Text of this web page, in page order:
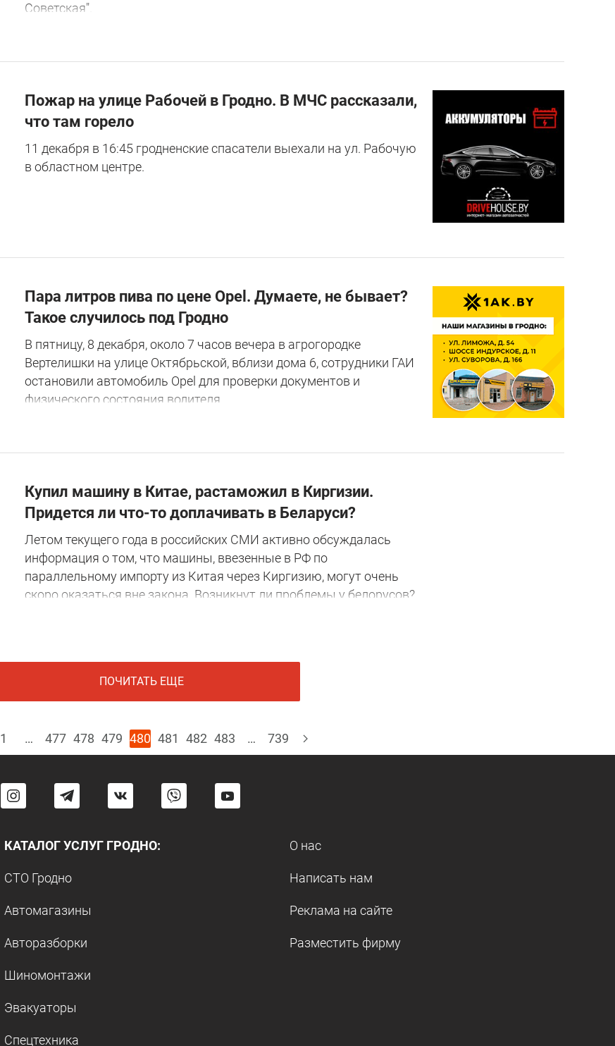
Советская".
Пожар на улице Рабочей в Гродно. В МЧС рассказали,
что там горело
11 декабря в 16:45 гродненские спасатели выехали на ул. Рабочую
в областном центре.
Пара литров пива по цене Opel. Думаете, не бывает?
Такое случилось под Гродно
В пятницу, 8 декабря, около 7 часов вечера в агрогородке
Вертелишки на улице Октябрьской, вблизи дома 6, сотрудники ГАИ
остановили автомобиль Opel для проверки документов и
физического состояния водителя.
Купил машину в Китае, растаможил в Киргизии.
Придется ли что-то доплачивать в Беларуси?
Летом текущего года в российских СМИ активно обсуждалась
информация о том, что машины, ввезенные в РФ по
параллельному импорту из Китая через Киргизию, могут очень
скоро оказаться вне закона. Возникнут ли проблемы у белорусов?
ПОЧИТАТЬ ЕЩЕ
1 … 477 478 479 480 481 482 483 … 739
КАТАЛОГ УСЛУГ ГРОДНО:
СТО Гродно
Автомагазины
Авторазборки
Шиномонтажи
Эвакуаторы
Спецтехника
О нас
Написать нам
Реклама на сайте
Разместить фирму